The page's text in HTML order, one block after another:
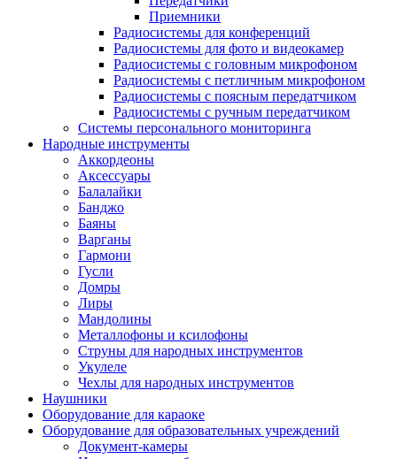
Приемники
Радиосистемы для конференций
Радиосистемы для фото и видеокамер
Радиосистемы с головным микрофоном
Радиосистемы с петличным микрофоном
Радиосистемы с поясным передатчиком
Радиосистемы с ручным передатчиком
Системы персонального мониторинга
Народные инструменты
Аккордеоны
Аксессуары
Балалайки
Банджо
Баяны
Варганы
Гармони
Гусли
Домры
Лиры
Мандолины
Металлофоны и ксилофоны
Струны для народных инструментов
Укулеле
Чехлы для народных инструментов
Наушники
Оборудование для караоке
Оборудование для образовательных учреждений
Документ-камеры